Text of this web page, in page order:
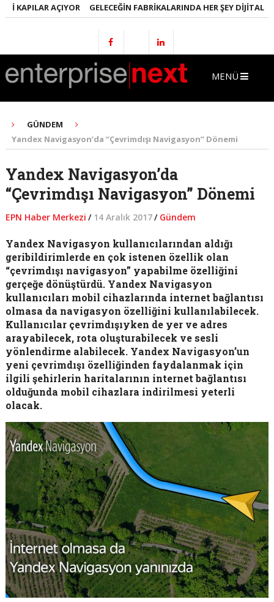
AÇIYOR GELECEĞIN FABRIKALARINDA HER ŞEY DIJITAL
MENÜ
GÜNDEM
Yandex Navigasyon’da “Çevrimdışı Navigasyon” Dönemi
Yandex Navigasyon’da
“Çevrimdışı Navigasyon” Dönemi
EPN Haber Merkezi / 14 Aralık 2017/ Gündem
Yandex Navigasyon kullanıcılarından aldığı
geribildirimlerde en çok istenen özellik olan
“çevrimdışı navigasyon” yapabilme özelliğini
gerçeğe dönüştürdü. Yandex Navigasyon
kullanıcıları mobil cihazlarında internet bağlantısı
olmasa da navigasyon özelliğini kullanılabilecek.
Kullanıcılar çevrimdışıyken de yer ve adres
arayabilecek, rota oluşturabilecek ve sesli
yönlendirme alabilecek. Yandex Navigasyon’un
yeni çevrimdışı özelliğinden faydalanmak için
ilgili şehirlerin haritalarının internet bağlantısı
olduğunda mobil cihazlara indirilmesi yeterli
olacak.